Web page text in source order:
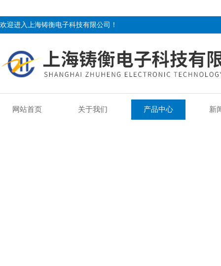
欢迎进入上海铸衡电子科技有限公司！
网站首页 关于我们 产品中心 新